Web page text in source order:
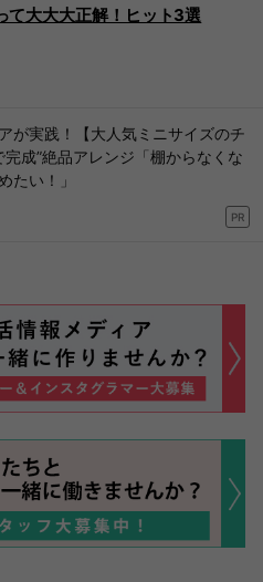
て大大大正解！ヒット3選
が実践！【大人気ミニサイズのチ
完成”絶品アレンジ「棚からなくな
たい！」
PR